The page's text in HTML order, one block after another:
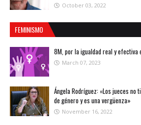
October 03, 2022
FEMINISMO
8M, por la igualdad real y efectiva
March 07, 2023
Ángela Rodríguez: «Los jueces
de género y es una vergüenza»
November 16, 2022